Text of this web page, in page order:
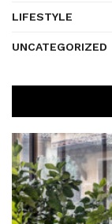
LIFESTYLE
UNCATEGORIZED